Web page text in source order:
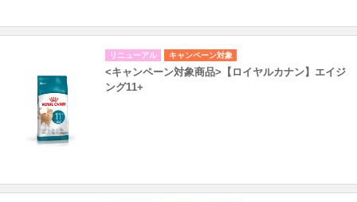
リニューアル キャンペーン対象
<キャンペーン対象商品>【ロイヤルカナン】エイジ
ング11+